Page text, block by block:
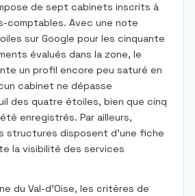
de sept cabinets inscrits à
comptables. Avec une note
sur Google pour les cinquante
évalués dans la zone, le
un profil encore peu saturé en
cabinet ne dépasse
des quatre étoiles, bien que cinq
enregistrés. Par ailleurs,
structures disposent d’une fiche
la visibilité des services
du Val-d’Oise, les critères de